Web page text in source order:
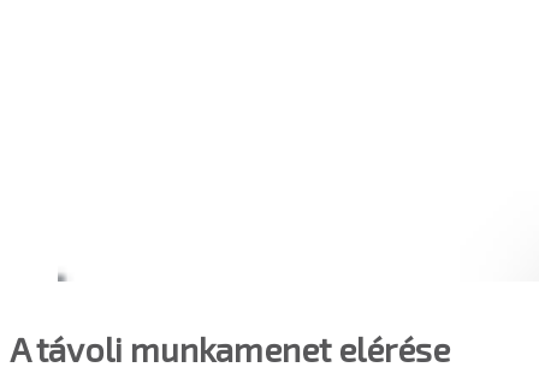
A távoli munkamenet elérése